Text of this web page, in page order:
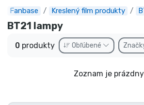
Fanbase Kreslený film produkty
BT21 lampy
0 produkty Obľúbené
Zoznam je prázdny
Expresná preprava
Predobjednávky
Outlet produkty
Preprava a platba
Zoradiť podľa série